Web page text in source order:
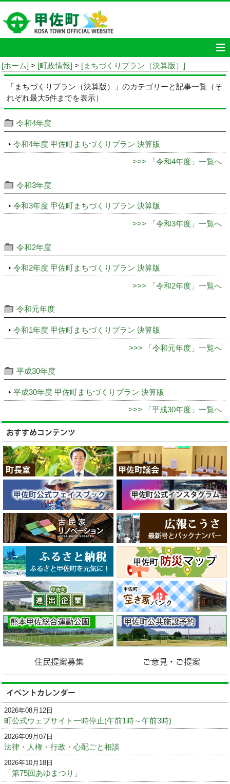
[ホーム] > [町政情報] > [まちづくりプラン（決算版）]
「まちづくりプラン（決算版）」のカテゴリーと記事一覧（そ
れぞれ最大5件までを表示）
令和4年度
令和4年度 甲佐町まちづくりプラン 決算版
>>> 「令和4年度」一覧へ
令和3年度
令和3年度 甲佐町まちづくりプラン 決算版
>>> 「令和3年度」一覧へ
令和2年度
令和2年度 甲佐町まちづくりプラン 決算版
>>> 「令和2年度」一覧へ
令和元年度
令和1年度 甲佐町まちづくりプラン 決算版
>>> 「令和元年度」一覧へ
平成30年度
平成30年度 甲佐町まちづくりプラン 決算版
>>> 「平成30年度」一覧へ
2026年08月12日
町公式ウェブサイト一時停止(午前1時～午前3時)
2026年09月07日
法律・人権・行政・心配ごと相談
2026年10月18日
「第75回あゆまつり」